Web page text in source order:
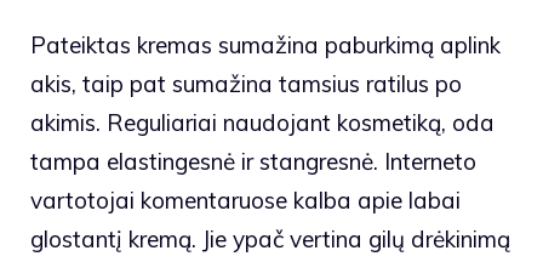
Pateiktas kremas sumažina paburkimą aplink
akis, taip pat sumažina tamsius ratilus po
akimis. Reguliariai naudojant kosmetiką, oda
tampa elastingesnė ir stangresnė. Interneto
vartotojai komentaruose kalba apie labai
glostantį kremą. Jie ypač vertina gilų drėkinimą